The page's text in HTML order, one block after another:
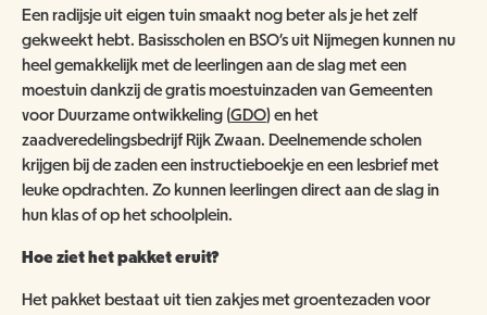
SCHOOLBEZOEK
EXPOSITIES
HORECA
MUSEUMWINKEL
NU TE KOOP IN DE WINKEL
ANBI
COMITÉ VAN AANBEVELING
BESTUUR
JAARVERSLAG
VACATURES
WORD VRIEND
GEEF EEN VRIENDSCHAP CADEAU!
COLLECTIE
DOOD DIER GEVONDEN?
ARCHITECTUUR
NATUUR- & MILIEUORGANISATIES
NATUUR- & MILIEUORGANISATIES
NME NIEUWS & INSPIRATIE
SCHOLEN
Een radijsje uit eigen tuin smaakt nog beter als je het zelf
gekweekt hebt. Basisscholen en BSO’s uit Nijmegen kunnen nu
heel gemakkelijk met de leerlingen aan de slag met een
moestuin dankzij de gratis moestuinzaden van Gemeenten
voor Duurzame ontwikkeling (GDO) en het
zaadveredelingsbedrijf Rijk Zwaan. Deelnemende scholen
krijgen bij de zaden een instructieboekje en een lesbrief met
leuke opdrachten. Zo kunnen leerlingen direct aan de slag in
hun klas of op het schoolplein.
Hoe ziet het pakket eruit?
Het pakket bestaat uit tien zakjes met groentezaden voor